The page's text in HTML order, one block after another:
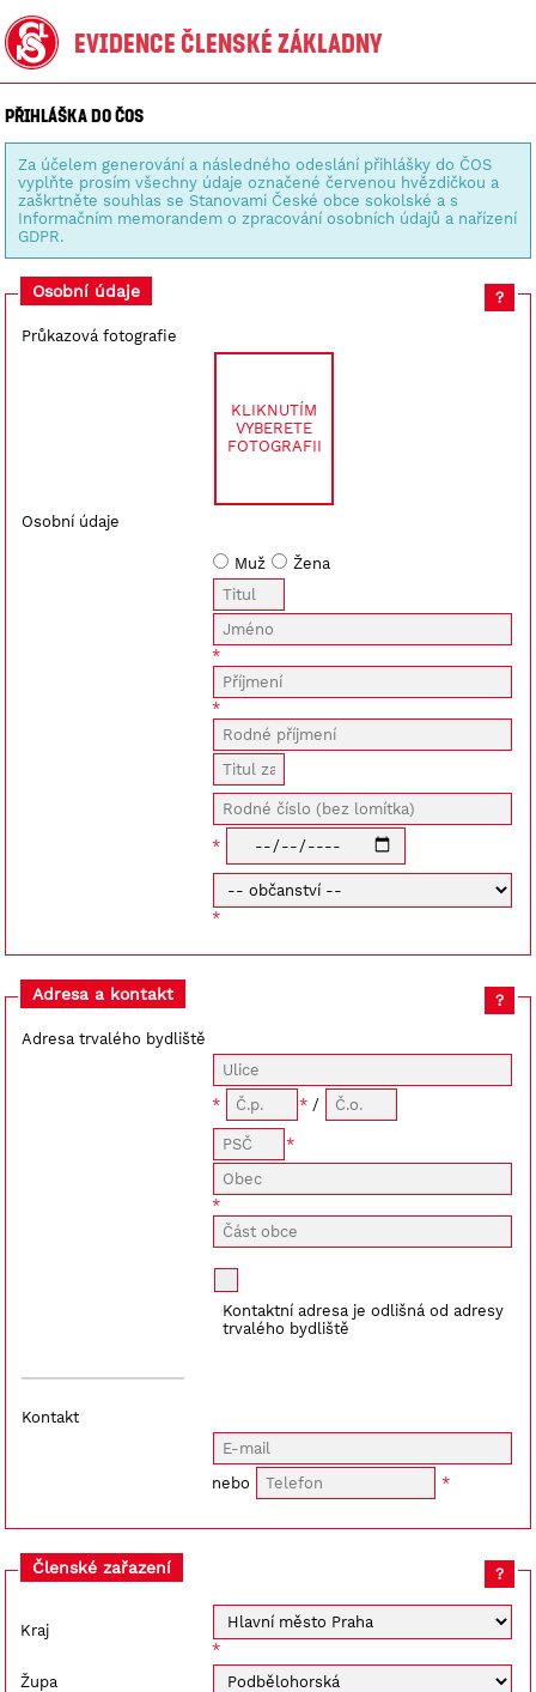
Evidence členské základny
PŘIHLÁŠKA DO ČOS
Za účelem generování a následného odeslání přihlášky do ČOS
vyplňte prosím všechny údaje označené červenou hvězdičkou a
zaškrtněte souhlas se Stanovami České obce sokolské a s
Informačním memorandem o zpracování osobních údajů a nařízení
GDPR.
Osobní údaje ?
Průkazová fotografie
KLIKNUTÍM
VYBERETE
FOTOGRAFII
Osobní údaje
Muž Žena
Adresa a kontakt ?
Adresa trvalého bydliště
/
Kontaktní adresa je odlišná od adresy
trvalého bydliště
Kontakt
nebo
Členské zařazení ?
Kraj
Župa